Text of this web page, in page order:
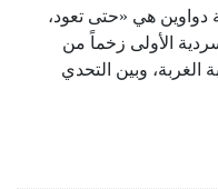
دواوين هي «حتى تعود،
الأولى زخماً من
الغربة، وبين التحدي